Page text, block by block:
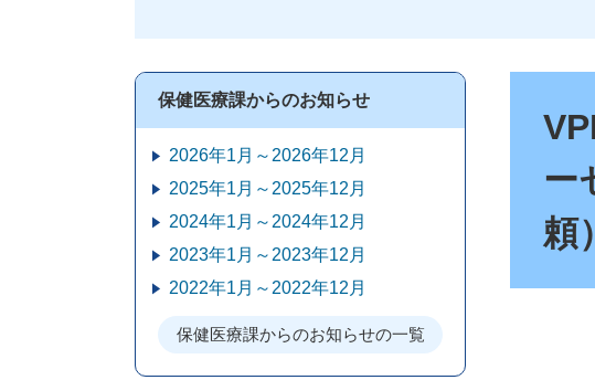
ー
頼）
保健医療課からのお知らせ
2026年1月～2026年12月
2025年1月～2025年12月
2024年1月～2024年12月
2023年1月～2023年12月
2022年1月～2022年12月
保健医療課からのお知らせの一覧